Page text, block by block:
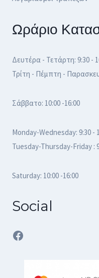
Ωράριο
Δευτέρα - Τετάρτη: 9:30 -
Τρίτη - Πέμπτη -
Σάββατο: 10:00 -16:00
Monday-Wednesday: 9:30 -
Tuesday-Thursday-Friday :
Saturday: 10:00 -16:00
Social
Facebook